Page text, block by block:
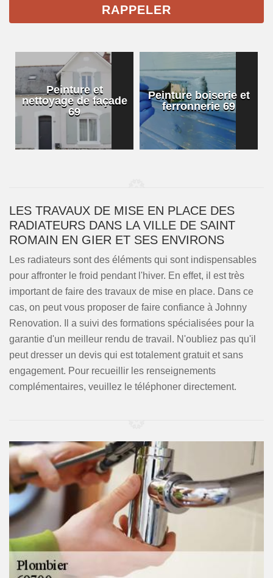
Peinture et
nettoyage de façade
69
Peinture boiserie et
ferronnerie 69
LES TRAVAUX DE MISE EN PLACE DES
RADIATEURS DANS LA VILLE DE SAINT
ROMAIN EN GIER ET SES ENVIRONS
Les radiateurs sont des éléments qui sont indispensables
pour affronter le froid pendant l'hiver. En effet, il est très
important de faire des travaux de mise en place. Dans ce
cas, on peut vous proposer de faire confiance à Johnny
Renovation. Il a suivi des formations spécialisées pour la
garantie d'un meilleur rendu de travail. N'oubliez pas qu'il
peut dresser un devis qui est totalement gratuit et sans
engagement. Pour recueillir les renseignements
complémentaires, veuillez le téléphoner directement.